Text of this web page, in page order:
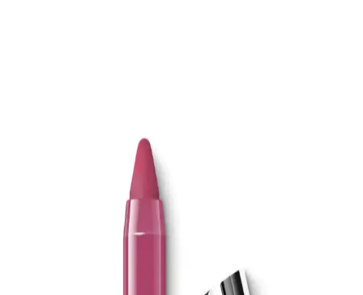
etkisiyle günlük kullanım için idealdir.
EDLIKE Saf Yağlardan Yapılan El Yapımı Adaçayı
Sabunu Doğal ve Etkili Cilt Bakımı İçin Uygun Bir
EDLIKE'in saf yağlar ve el yapımı adaçayı ile zenginleştirilmiş